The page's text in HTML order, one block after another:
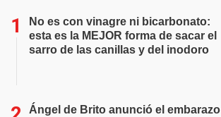
No es con vinagre ni bicarbonato:
esta es la MEJOR forma de sacar el
sarro de las canillas y del inodoro
Ángel de Brito anunció el embarazo